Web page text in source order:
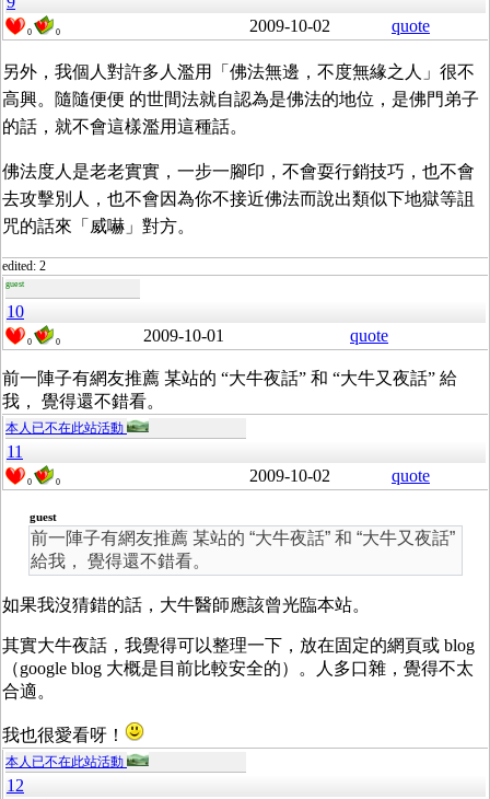
0 0 2009-10-02 quote
另外，我個人對許多人濫用「佛法無邊，不度無緣之人」很不
高興。隨隨便便 的世間法就自認為是佛法的地位，是佛門弟子
的話，就不會這樣濫用這種話。
佛法度人是老老實實，一步一腳印，不會耍行銷技巧，也不會
去攻擊別人，也不會因為你不接近佛法而說出類似下地獄等詛
咒的話來「威嚇」對方。
edited: 2
guest
10
0 0 2009-10-01 quote
前一陣子有網友推薦 某站的 “大牛夜話” 和 “大牛又夜話” 給
我， 覺得還不錯看。
本人已不在此站活動
11
0 0 2009-10-02 quote
guest
前一陣子有網友推薦 某站的 “大牛夜話” 和 “大牛又夜話”
給我， 覺得還不錯看。
如果我沒猜錯的話，大牛醫師應該曾光臨本站。
其實大牛夜話，我覺得可以整理一下，放在固定的網頁或 blog
（google blog 大概是目前比較安全的）。人多口雜，覺得不太
合適。
我也很愛看呀！
本人已不在此站活動
12